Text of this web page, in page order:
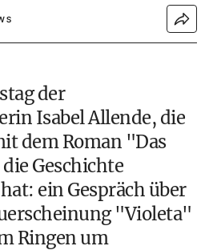
der
Isabel Allende, die
dem Roman "Das
Geschichte
ein Gespräch über
"Violeta"
Ringen um